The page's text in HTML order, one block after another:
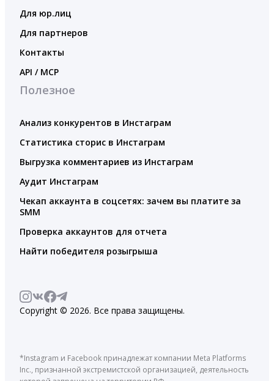
Для юр.лиц
Для партнеров
Контакты
API / MCP
Полезное
Анализ конкурентов в Инстаграм
Статистика сторис в Инстаграм
Выгрузка комментариев из Инстаграм
Аудит Инстаграм
Чекап аккаунта в соцсетях: зачем вы платите за
SMM
Проверка аккаунтов для отчета
Найти победителя розыгрыша
Copyright © 2026. Все права защищены.
*Instagram и Facebook принадлежат компании Meta Platforms
Inc., признанной экстремистской организацией, деятельность